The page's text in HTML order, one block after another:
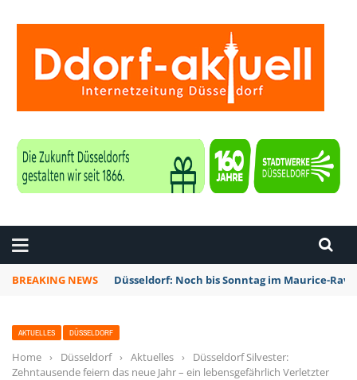
BREAKING NEWS Düsseldorf: Noch bis Sonntag im Maurice-
AKTUELLES DÜSSELDORF
Home › Düsseldorf › Aktuelles ›
Düsseldorf Silvester:
Zehntausende feiern das neue Jahr – ein lebensgefährlich Verletzter